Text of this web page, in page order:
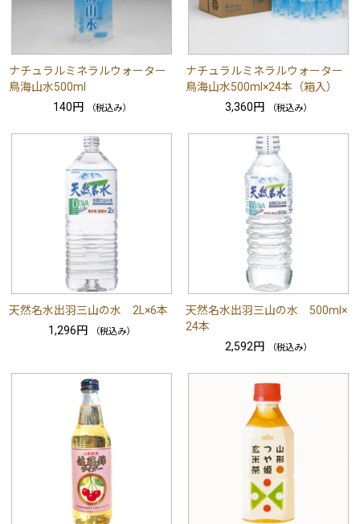
ナチュラルミネラルウォーター
鳥海山水500ml
140円
（税込み）
ナチュラルミネラルウォーター
鳥海山水500ml×24本（箱入）
3,360円
（税込み）
天然名水出羽三山の水 2L×6本
1,296円
（税込み）
天然名水出羽三山の水 500ml×
24本
2,592円
（税込み）